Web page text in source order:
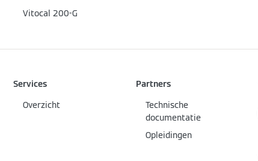
Vitocal 200-G
Services
Overzicht
Partners
Technische
documentatie
Opleidingen